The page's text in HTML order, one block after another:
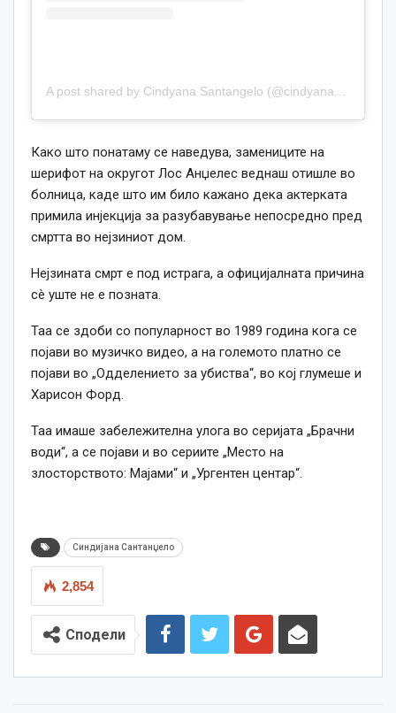
A post shared by Cindyana Santangelo (@cindyanasantangelo)
Како што понатаму се наведува, замениците на
шерифот на округот Лос Анџелес веднаш отишле во
болница, каде што им било кажано дека актерката
примила инјекција за разубавување непосредно пред
смртта во нејзиниот дом.
Нејзината смрт е под истрага, а официјалната причина
сè уште не е позната.
Таа се здоби со популарност во 1989 година кога се
појави во музичко видео, а на големото платно се
појави во „Одделението за убиства“, во кој глумеше и
Харисон Форд.
Таа имаше забележителна улога во серијата „Брачни
води“, а се појави и во сериите „Место на
злосторството: Мајами“ и „Ургентен центар“.
Синдијана Сантанџело
2,854
Сподели